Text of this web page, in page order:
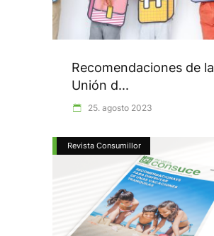
Recomendaciones de la
Unión d...
25. agosto 2023
Revista Consumillor